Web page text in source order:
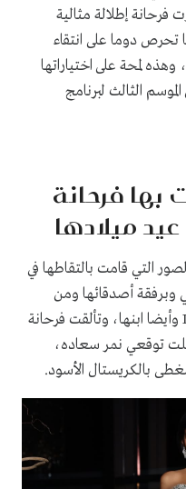
إطلالة مثالية
تحرص دوما على انتقاء
لمحة على اختياراتها
الثالث لبرنامج
بها فرحانة
ميلادها
التي قامت بالتقاطها في
وبرفقة أصدقائها ومن
بينهم نجمات ونجوم Dubai bling وأيضا ابنها، وتألقت فرحانة
توقعي نمر سعاده،
بالكريستال الأسود.